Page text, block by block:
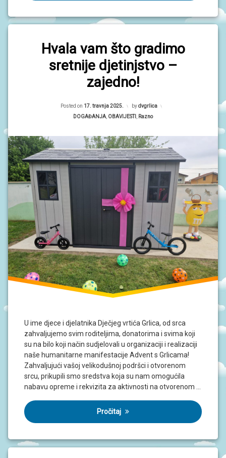
Hvala vam što gradimo
sretnije djetinjstvo –
zajedno!
Posted on 17. travnja 2025. bydvgrlica
Kategorije:
DOGAĐANJA OBAVIJESTI Razno
U ime djece i djelatnika Dječjeg vrtića Grlica, od srca
zahvaljujemo svim roditeljima, donatorima i svima koji
su na bilo koji način sudjelovali u organizaciji i realizaciji
naše humanitarne manifestacije Advent s Grlicama!
Zahvaljujući vašoj velikodušnoj podršci i otvorenom
srcu, prikupili smo sredstva koja su nam omogućila
nabavu opreme i rekvizita za aktivnosti na otvorenom …
Pročitaj